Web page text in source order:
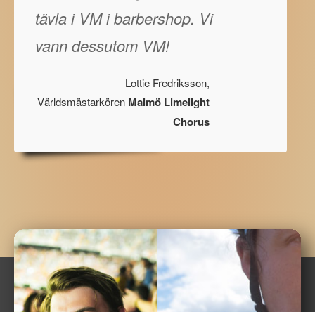
tävla i VM i barbershop. Vi
vann dessutom VM!
Lottie Fredriksson,
Världsmästarkören Malmö Limelight
Chorus